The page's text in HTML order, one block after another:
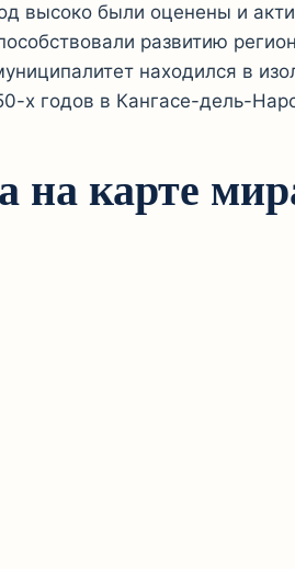
высоко были оценены и
развитию
находился в
х годов в Кангасе-дель-
на карте